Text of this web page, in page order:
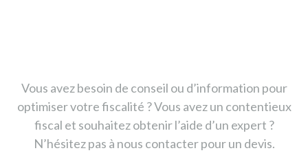
Vous avez besoin de conseil ou d’information pour
optimiser votre fiscalité ? Vous avez un contentieux
fiscal et souhaitez obtenir l’aide d’un expert ?
N’hésitez pas à nous contacter pour un devis.